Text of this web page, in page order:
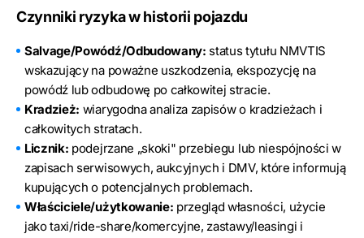
Czynniki ryzyka w historii pojazdu
Salvage/Powódź/Odbudowany: status tytułu NMVTIS
wskazujący na poważne uszkodzenia, ekspozycję na
powódź lub odbudowę po całkowitej stracie.
Kradzież: wiarygodna analiza zapisów o kradzieżach i
całkowitych stratach.
Licznik: podejrzane „skoki" przebiegu lub niespójności w
zapisach serwisowych, aukcyjnych i DMV, które informują
kupujących o potencjalnych problemach.
Właściciele/użytkowanie: przegląd własności, użycie
jako taxi/ride-share/komercyjne, zastawy/leasingi i